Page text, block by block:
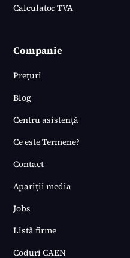
Calculator TVA
Companie
Prețuri
Blog
Centru asistență
Ce este Termene?
Contact
Apariții media
Jobs
Listă firme
Coduri CAEN